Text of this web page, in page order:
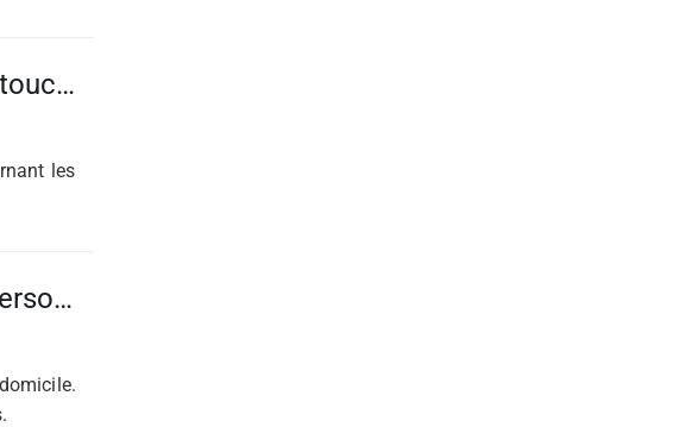
EN DIRECT Incendies : Le feu de forêt qui a touché les Corbières près de Na…
les
En Thaïlande, un adolescent armé tue huit personnes, dont six dans un lycée